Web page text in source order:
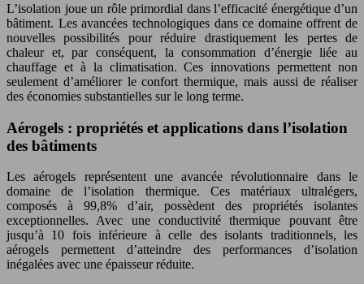
L’isolation joue un rôle primordial dans l’efficacité énergétique d’un
bâtiment. Les avancées technologiques dans ce domaine offrent de
nouvelles possibilités pour réduire drastiquement les pertes de
chaleur et, par conséquent, la consommation d’énergie liée au
chauffage et à la climatisation. Ces innovations permettent non
seulement d’améliorer le confort thermique, mais aussi de réaliser
des économies substantielles sur le long terme.
Aérogels : propriétés et applications dans l’isolation
des bâtiments
Les aérogels représentent une avancée révolutionnaire dans le
domaine de l’isolation thermique. Ces matériaux ultralégers,
composés à 99,8% d’air, possèdent des propriétés isolantes
exceptionnelles. Avec une conductivité thermique pouvant être
jusqu’à 10 fois inférieure à celle des isolants traditionnels, les
aérogels permettent d’atteindre des performances d’isolation
inégalées avec une épaisseur réduite.